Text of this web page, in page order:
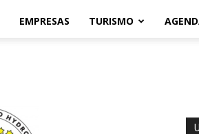
EMPRESAS TURISMO